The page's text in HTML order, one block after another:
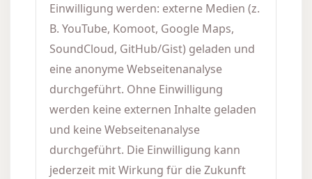
Einwilligung werden: externe Medien (z.
B. YouTube, Komoot, Google Maps,
SoundCloud, GitHub/Gist) geladen und
eine anonyme Webseitenanalyse
durchgeführt. Ohne Einwilligung
werden keine externen Inhalte geladen
und keine Webseitenanalyse
durchgeführt. Die Einwilligung kann
jederzeit mit Wirkung für die Zukunft